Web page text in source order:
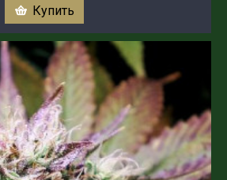
Купить